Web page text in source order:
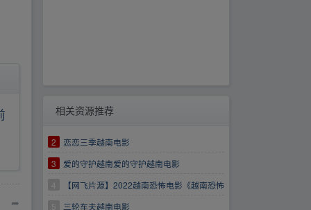
➦
相关资源推荐
2
恋恋三季越南电影
3
爱的守护越南爱的守护越南电影
4
【网飞片源】2022越南恐怖电影《越南恐怖
故事》1080P 内嵌中字
5
三轮车夫越南电影